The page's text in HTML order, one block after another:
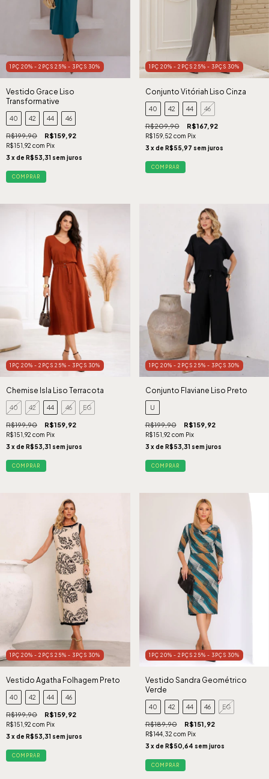
1PÇ 20% - 2PÇS 25% - 3PÇS 30%
Vestido Grace Liso
Transformative
40 42 44 46
R$199,90 R$159,92
R$151,92 com Pix
3 x de R$53,31 sem juros
COMPRAR
1PÇ 20% - 2PÇS 25% - 3PÇS 30%
Conjunto Vitóriah Liso Cinza
40 42 44 46
R$209,90 R$167,92
R$159,52 com Pix
3 x de R$55,97 sem juros
COMPRAR
1PÇ 20% - 2PÇS 25% - 3PÇS 30%
Chemise Isla Liso Terracota
40 42 44 46 EG
R$199,90 R$159,92
R$151,92 com Pix
3 x de R$53,31 sem juros
COMPRAR
1PÇ 20% - 2PÇS 25% - 3PÇS 30%
Conjunto Flaviane Liso Preto
U
R$199,90 R$159,92
R$151,92 com Pix
3 x de R$53,31 sem juros
COMPRAR
1PÇ 20% - 2PÇS 25% - 3PÇS 30%
Vestido Agatha Folhagem Preto
40 42 44 46
R$199,90 R$159,92
R$151,92 com Pix
3 x de R$53,31 sem juros
COMPRAR
1PÇ 20% - 2PÇS 25% - 3PÇS 30%
Vestido Sandra Geométrico
Verde
40 42 44 46 EG
R$189,90 R$151,92
R$144,32 com Pix
3 x de R$50,64 sem juros
COMPRAR